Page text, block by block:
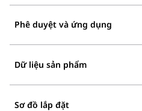
Phê duyệt và ứng dụng
Dữ liệu sản phẩm
Sơ đồ lắp đặt